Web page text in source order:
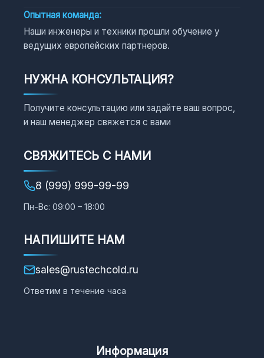
Опытная команда:
Наши инженеры и техники прошли обучение у
ведущих европейских партнеров.
НУЖНА КОНСУЛЬТАЦИЯ?
Получите консультацию или задайте ваш вопрос,
и наш менеджер свяжется с вами
СВЯЖИТЕСЬ С НАМИ
8 (999) 999-99-99
Пн-Вс: 09:00 – 18:00
НАПИШИТЕ НАМ
sales@rustechcold.ru
Ответим в течение часа
Информация